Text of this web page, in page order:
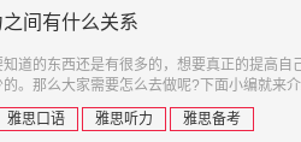
间有什么关系
道的东西还是有很多的，想要真正的提高
。那么大家需要怎么去做呢?下面小编就来
雅思口语 雅思听力 雅思备考